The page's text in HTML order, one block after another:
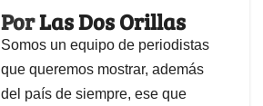
PorLas Dos Orillas
Somos un equipo de periodistas
que queremos mostrar, además
del país de siempre, ese que